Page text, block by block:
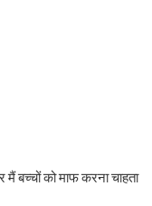
मैं बच्चों को माफ करना चाहता